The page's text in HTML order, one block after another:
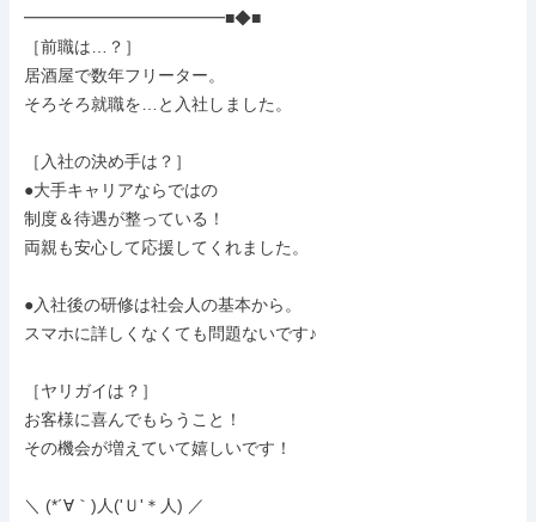
━━━━━━━━━━━━■◆■
［前職は…？］
居酒屋で数年フリーター。
そろそろ就職を…と入社しました。
［入社の決め手は？］
●大手キャリアならではの
制度＆待遇が整っている！
両親も安心して応援してくれました。
●入社後の研修は社会人の基本から。
スマホに詳しくなくても問題ないです♪
［ヤリガイは？］
お客様に喜んでもらうこと！
その機会が増えていて嬉しいです！
＼ (*´∀｀)人('Ｕ'＊人) ／